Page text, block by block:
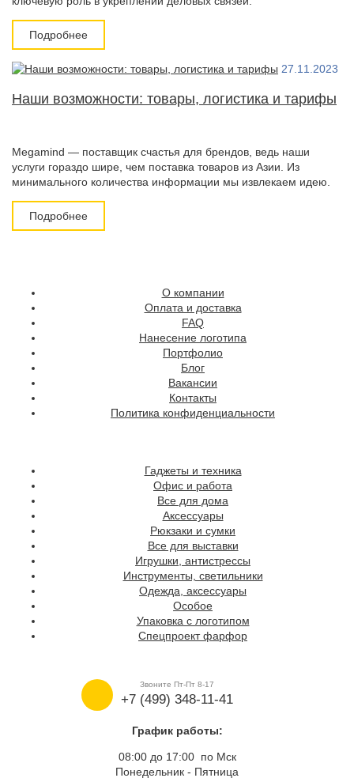
Подробнее
27.11.2023
Наши возможности: товары, логистика и тарифы
Megamind — поставщик счастья для брендов, ведь наши
услуги гораздо шире, чем поставка товаров из Азии. Из
минимального количества информации мы извлекаем идею.
Подробнее
О компании
Оплата и доставка
FAQ
Нанесение логотипа
Портфолио
Блог
Вакансии
Контакты
Политика конфиденциальности
Гаджеты и техника
Офис и работа
Все для дома
Аксессуары
Рюкзаки и сумки
Все для выставки
Игрушки, антистрессы
Инструменты, светильники
Одежда, аксессуары
Особое
Упаковка с логотипом
Спецпроект фарфор
Звоните Пт-Пт 8-17
+7 (499) 348-11-41
График работы:
08:00 до 17:00 по Мск
Понедельник - Пятница